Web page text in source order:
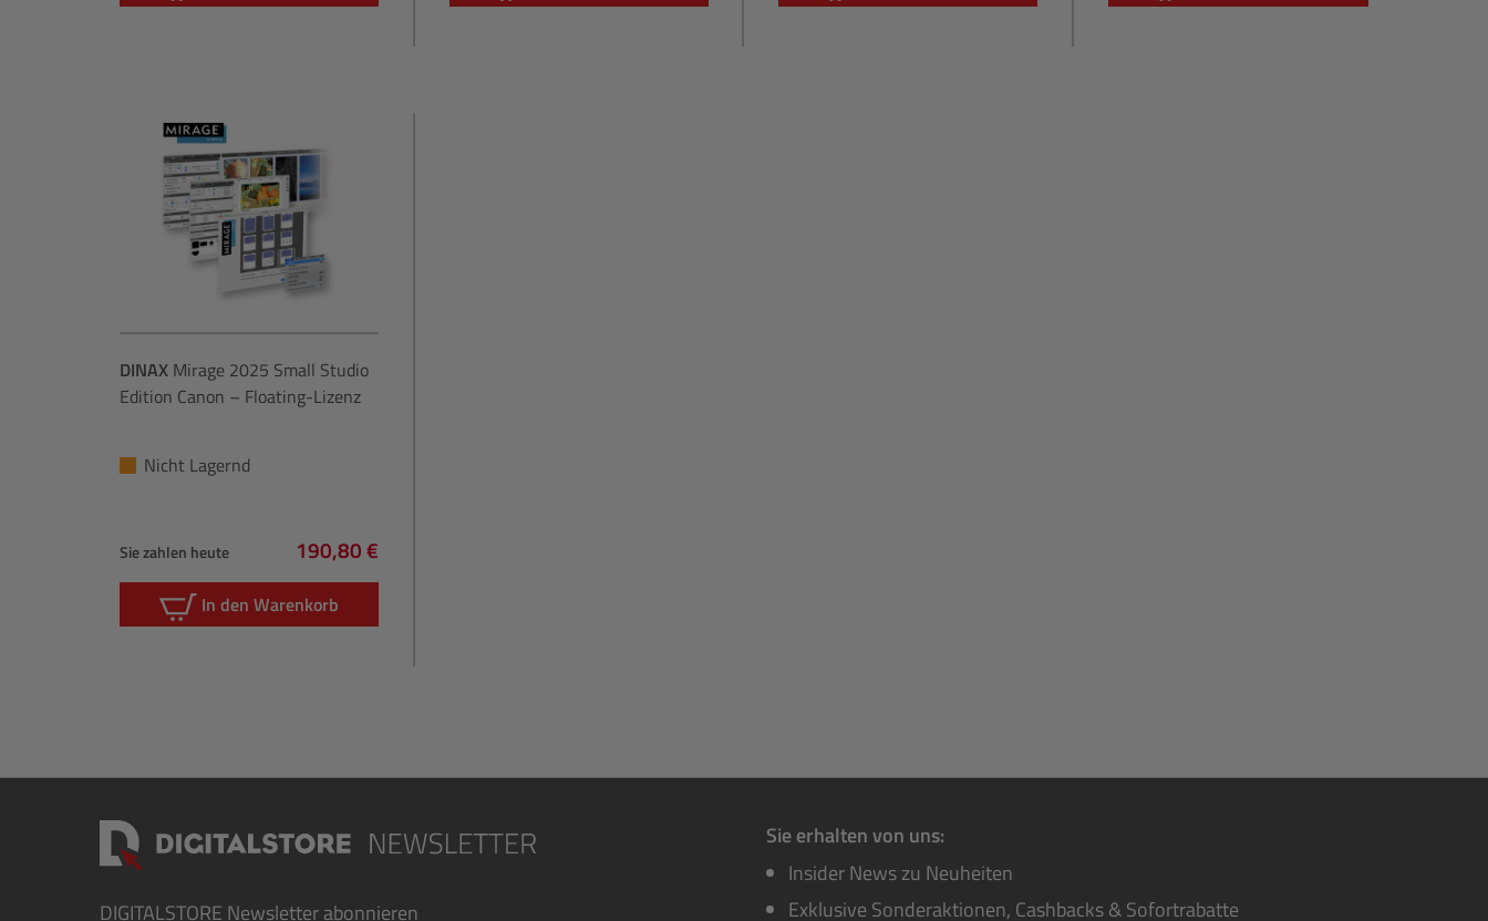
DINAX Mirage 2025 Small Studio
Edition Canon – Floating-Lizenz
Nicht Lagernd
Sie zahlen heute
Regulärer Preis:
190,80 €
In den Warenkorb
DIGITALSTORE Newsletter abonnieren
Sie erhalten von uns:
Insider News zu Neuheiten
Exklusive Sonderaktionen, Cashbacks & Sofortrabatte